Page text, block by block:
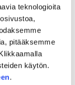
teknologioita
pitääksemme
käytön.
.
14
Kunnat
Masku,
Sauvo, Salo,